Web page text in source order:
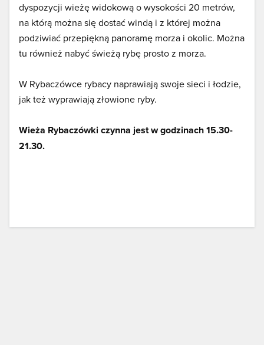
dyspozycji wieżę widokową o wysokości 20 metrów,
na którą można się dostać windą i z której można
podziwiać przepiękną panoramę morza i okolic. Można
tu również nabyć świeżą rybę prosto z morza.
W Rybaczówce rybacy naprawiają swoje sieci i łodzie,
jak też wyprawiają złowione ryby.
Wieża Rybaczówki czynna jest w godzinach 15.30-
21.30.